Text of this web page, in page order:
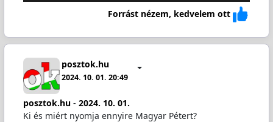
Forrást nézem, kedvelem ott
posztok.hu
2024. 10. 01. 20:49
posztok.hu- 2024. 10. 01.
Ki és miért nyomja ennyire Magyar Pétert?